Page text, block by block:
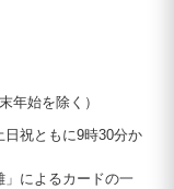
年始を除く）
祝ともに9時30分か
によるカードの一